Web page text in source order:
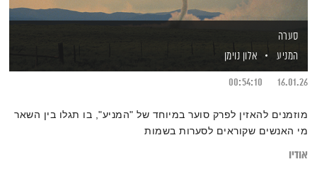
סערה
המניע
אלון נוימן
16.01.26
00:54:10
מוזמנים להאזין לפרק סוער במיוחד של "המניע", בו תגלו בין השאר
מי האנשים שקוראים לסערות בשמות
אודיו